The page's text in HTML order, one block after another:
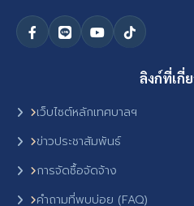
ลิงก์ที่เกี่
เว็บไซต์หลักเทศบาลฯ
ข่าวประชาสัมพันธ์
การจัดซื้อจัดจ้าง
คำถามที่พบบ่อย (FAQ)